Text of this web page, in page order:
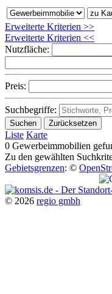
Erweiterte Kriterien >>
Erweiterte Kriterien <<
Nutzfläche:
Preis:
Suchbegriffe:
Liste Karte
0 Gewerbeimmobilien
Zu den gewählten
Gebietsgrenzen: ©
© 2026 regio gmbh